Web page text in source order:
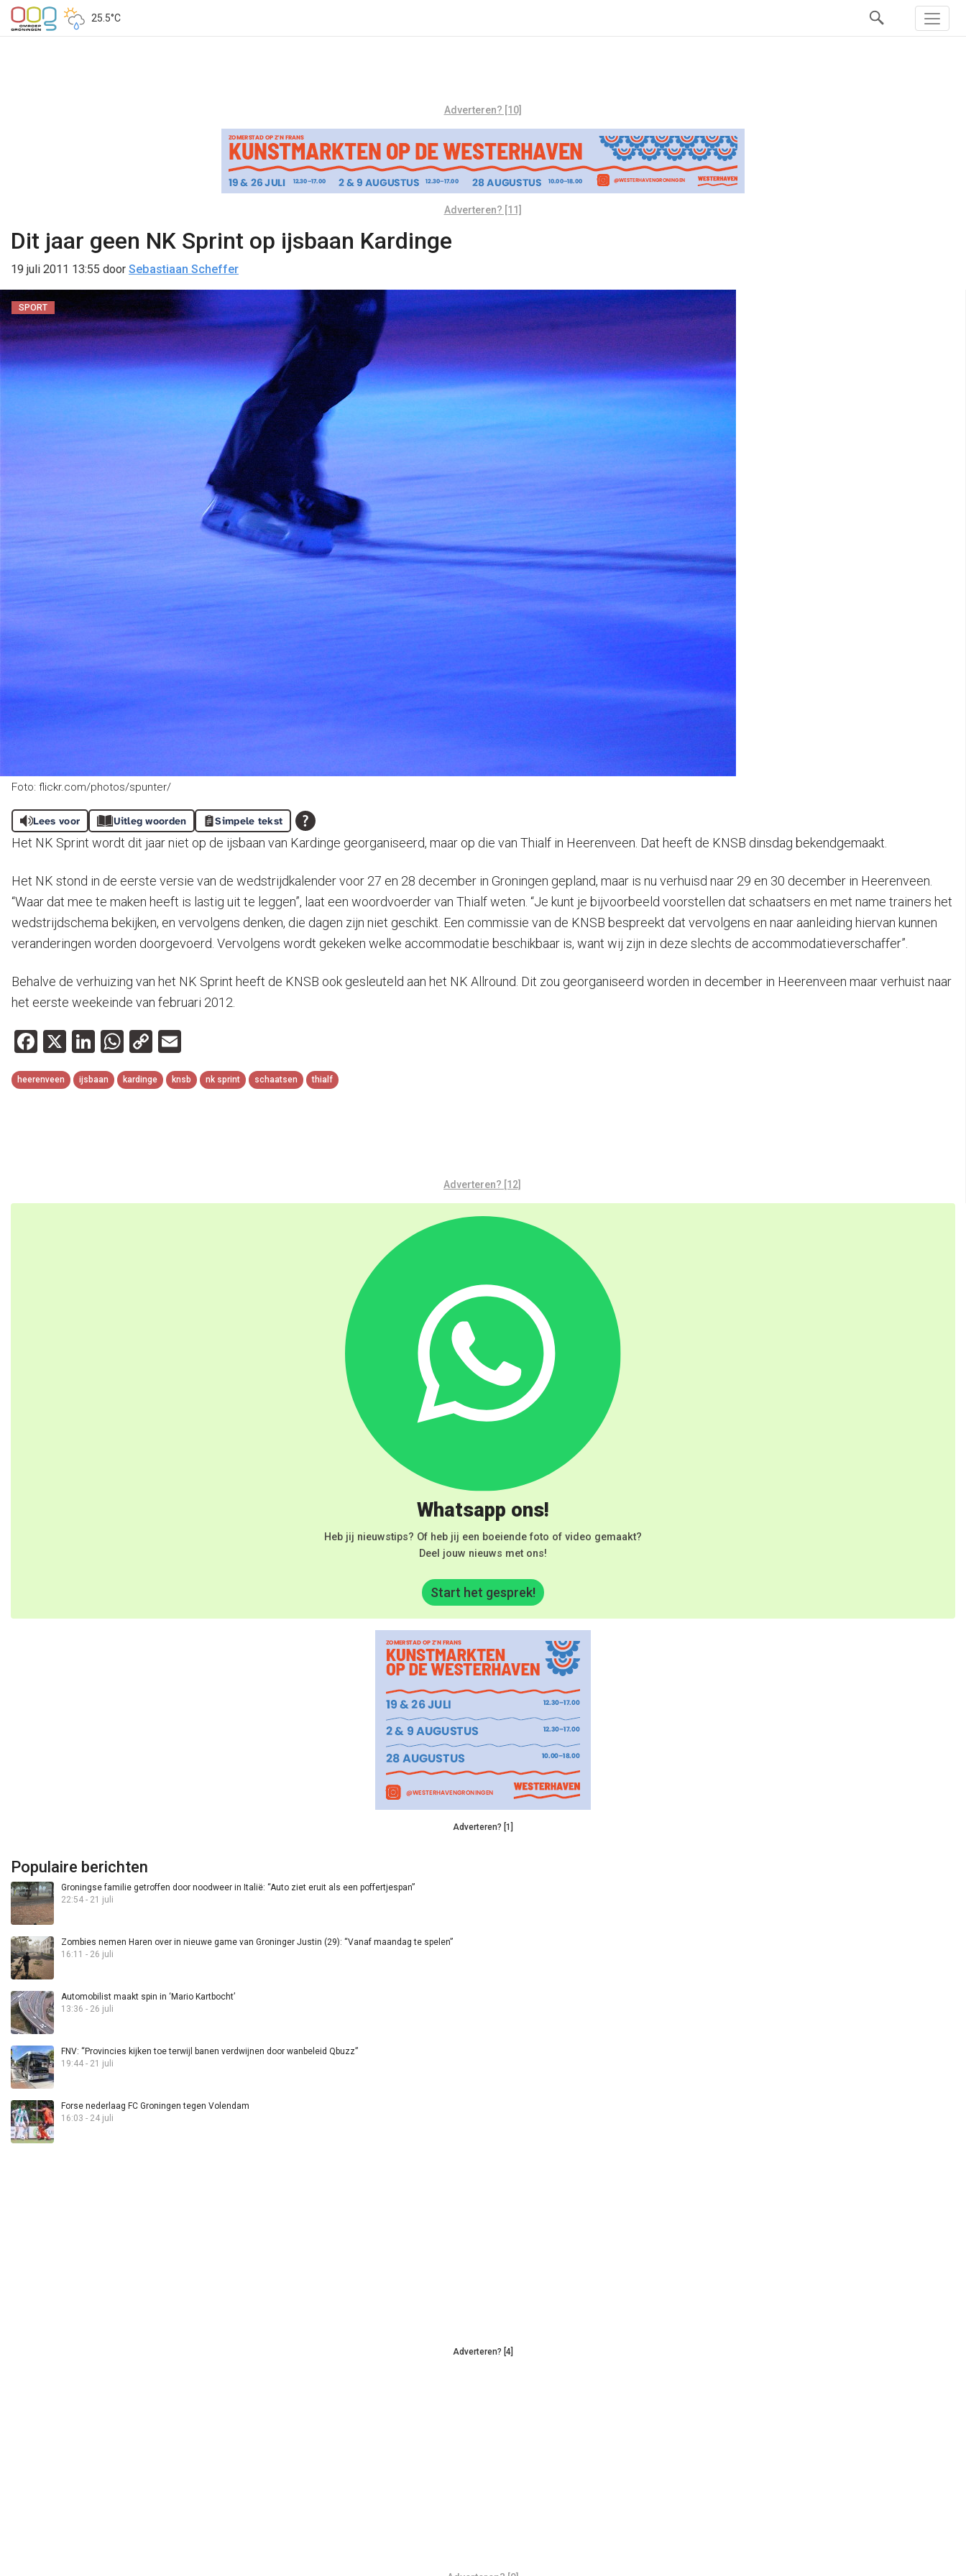
25.5°C
Adverteren? [10]
Adverteren? [11]
Dit jaar geen NK Sprint op ijsbaan Kardinge
19 juli 2011 13:55 door Sebastiaan Scheffer
SPORT
Foto: flickr.com/photos/spunter/
Lees voor Uitleg woorden Simpele tekst
Het NK Sprint wordt dit jaar niet op de ijsbaan van Kardinge georganiseerd, maar op die van Thialf in Heerenveen. Dat heeft de KNSB dinsdag bekendgemaakt.
Het NK stond in de eerste versie van de wedstrijdkalender voor 27 en 28 december in Groningen gepland, maar is nu verhuisd naar 29 en 30 december in Heerenveen.
“Waar dat mee te maken heeft is lastig uit te leggen”, laat een woordvoerder van Thialf weten. “Je kunt je bijvoorbeeld voorstellen dat schaatsers en met name trainers het
wedstrijdschema bekijken, en vervolgens denken, die dagen zijn niet geschikt. Een commissie van de KNSB bespreekt dat vervolgens en naar aanleiding hiervan kunnen
veranderingen worden doorgevoerd. Vervolgens wordt gekeken welke accommodatie beschikbaar is, want wij zijn in deze slechts de accommodatieverschaffer”.
Behalve de verhuizing van het NK Sprint heeft de KNSB ook gesleuteld aan het NK Allround. Dit zou georganiseerd worden in december in Heerenveen maar verhuist naar
het eerste weekeinde van februari 2012.
Facebook
X LinkedIn
WhatsApp
Copy
Link
heerenveen ijsbaan kardinge knsb nk sprint schaatsen thialf
Adverteren? [12]
Whatsapp ons!
Heb jij nieuwstips? Of heb jij een boeiende foto of video gemaakt?
Deel jouw nieuws met ons!
Start het gesprek!
Adverteren? [1]
Populaire berichten
Groningse familie getroffen door noodweer in Italië: “Auto ziet eruit als een poffertjespan”
22:54 - 21 juli
Zombies nemen Haren over in nieuwe game van Groninger Justin (29): “Vanaf maandag te spelen”
16:11 - 26 juli
Automobilist maakt spin in ‘Mario Kartbocht’
13:36 - 26 juli
FNV: “Provincies kijken toe terwijl banen verdwijnen door wanbeleid Qbuzz”
19:44 - 21 juli
Forse nederlaag FC Groningen tegen Volendam
16:03 - 24 juli
Adverteren? [4]